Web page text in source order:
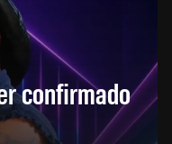
confirmado